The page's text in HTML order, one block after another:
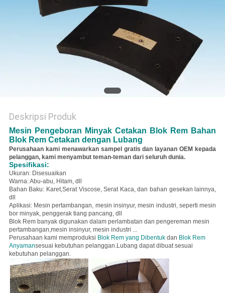
Deskripsi Produk
Mesin Pengeboran Minyak Cetakan Blok Rem Bahan
Blok Rem Cetakan dengan Lubang
Perusahaan kami menawarkan sampel gratis dan layanan OEM kepada
pelanggan, kami menyambut teman-teman dari seluruh dunia.
Spesifikasi:
Ukuran: Disesuaikan
Warna: Abu-abu, Hitam, dll
Bahan Baku: Karet,Serat Viscose, Serat Kaca, dan bahan gesekan lainnya,
dll
Aplikasi: Mesin pertambangan, mesin insinyur, mesin industri, seperti mesin
bor minyak, penggerak tiang pancang, dll
Blok Rem banyak digunakan dalam perlambatan dan pengereman mesin
pertambangan,mesin insinyur, mesin industri ...
Perusahaan kami memproduksi Blok Rem yang Dibentukdan Blok Rem
Anyamansesuai kebutuhan pelanggan.Lubang dapat dibuat sesuai
kebutuhan pelanggan.